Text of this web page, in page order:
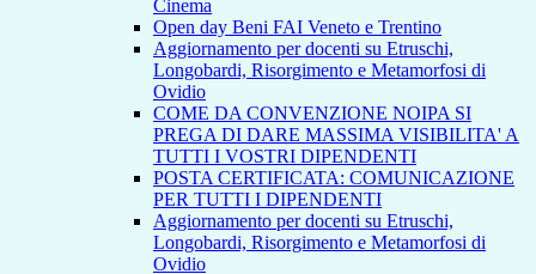
Cinema
Open day Beni FAI Veneto e Trentino
Aggiornamento per docenti su Etruschi,
Longobardi, Risorgimento e Metamorfosi di
Ovidio
COME DA CONVENZIONE NOIPA SI
PREGA DI DARE MASSIMA VISIBILITA' A
TUTTI I VOSTRI DIPENDENTI
POSTA CERTIFICATA: COMUNICAZIONE
PER TUTTI I DIPENDENTI
Aggiornamento per docenti su Etruschi,
Longobardi, Risorgimento e Metamorfosi di
Ovidio